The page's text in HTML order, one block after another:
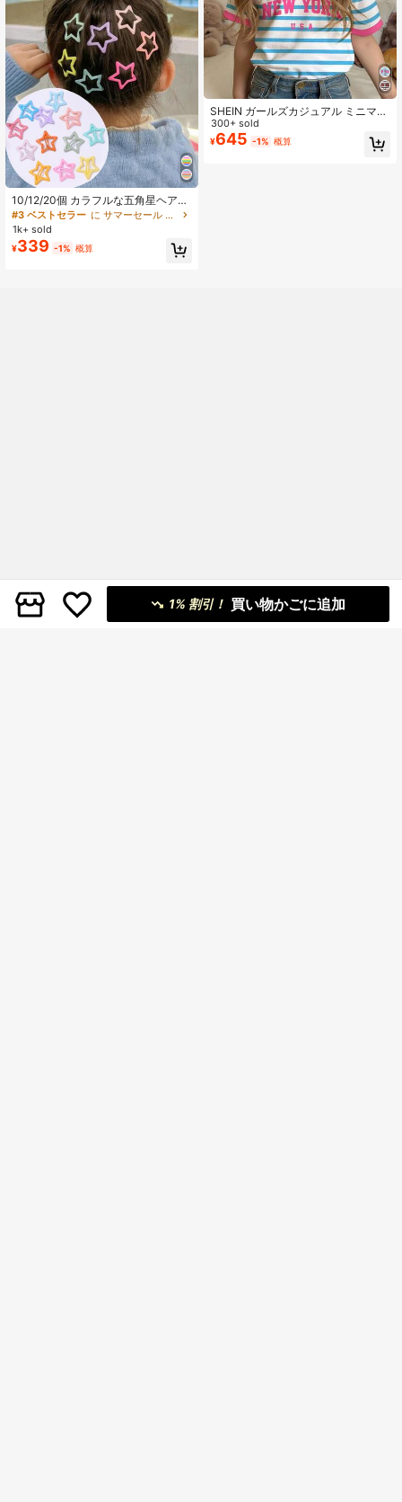
10/12/20個 カラフルな五角星ヘアク
リップ、可愛い女の子ヘアアクセサ
リー、学生、パーティー、集会に適
しています
#3 ベストセラー
に サマーセール 子供用ヘアアクセサリー
1k+ sold
¥339 -1% 概算
SHEIN ガールズカジュアル ミニマリ
スト ブルーストライプ "NEW YOR
K"英文字、コントラストピンク、学
校再開、カレッジスタイル、ラウン
300+ sold
¥645 -1% 概算
1% 割引！ 買い物かごに追加